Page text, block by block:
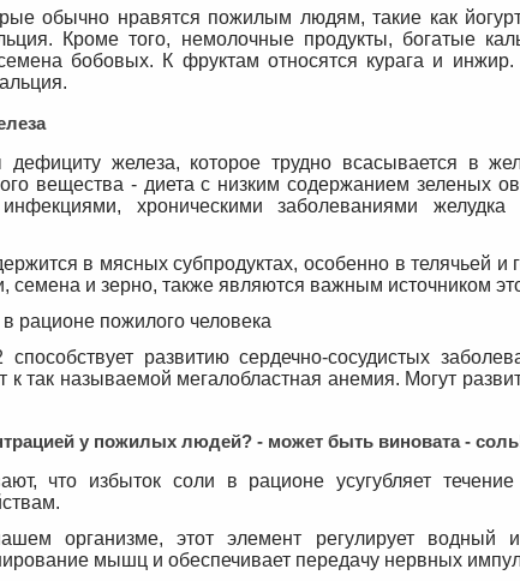
обычно нравятся пожилым людям, такие как
Кроме того, немолочные продукты, богатые
семена бобовых. К фруктам относятся курага и
железа, которое трудно всасывается в
вещества - диета с низким содержанием зеленых
хроническими заболеваниями желудка
в мясных субпродуктах, особенно в телячьей и
семена и зерно, также являются важным источником
рационе пожилого человека
развитию сердечно-сосудистых
к так называемой мегалобластная анемия. Могут
у пожилых людей? - может быть виновата -
что избыток соли в рационе усугубляет
организме, этот элемент регулирует водный и
мышц и обеспечивает передачу нервных